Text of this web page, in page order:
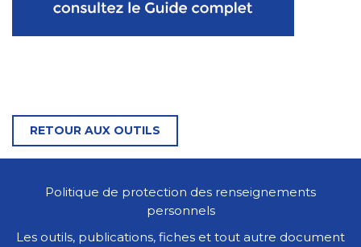
RETOUR AUX OUTILS
Politique de protection des renseignements
personnels
Les outils, publications, fiches et tout autre document